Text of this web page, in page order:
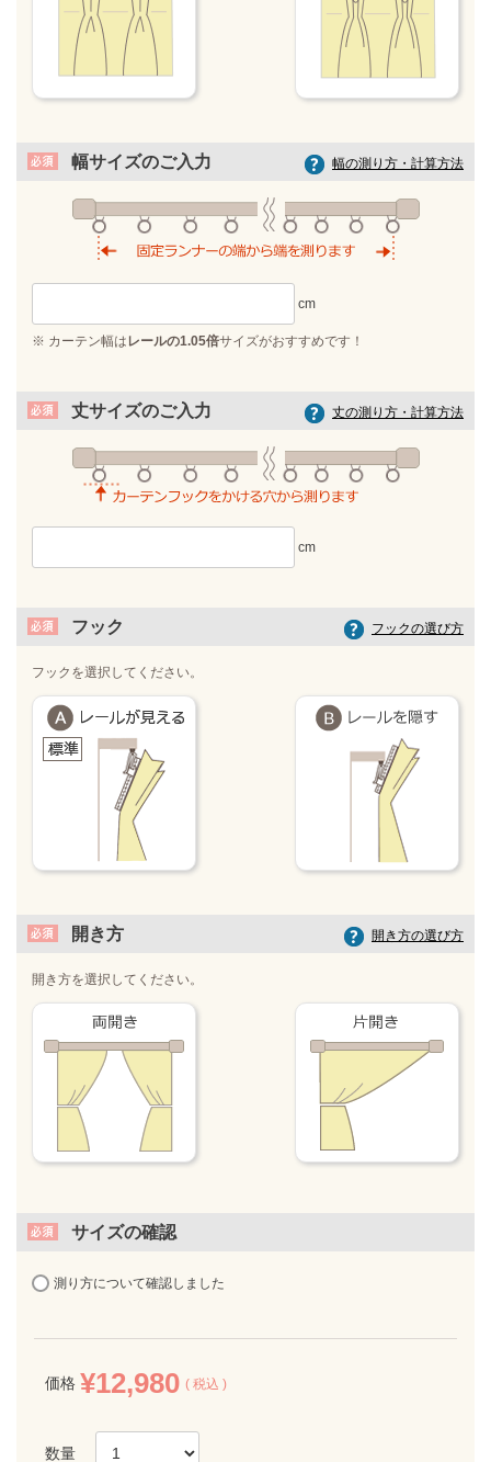
幅サイズのご入力 幅の測り方・計算方法
※ カーテン幅はレールの1.05倍サイズがおすすめです！
丈サイズのご入力 丈の測り方・計算方法
フック フックの選び方
フックを選択してください。
開き方 開き方の選び方
開き方を選択してください。
サイズの確認
測り方について確認しました
価格 ¥12,980 税込